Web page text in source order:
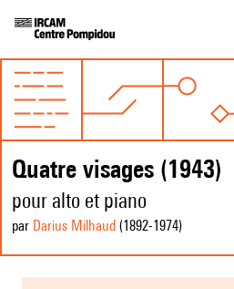
Quatre visages (1943)
pour alto et piano
par Darius Milhaud (1892-1974)